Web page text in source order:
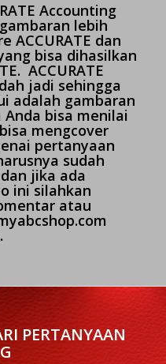
Accounting
lebih
ACCURATE dan
bisa dihasilkan
ACCURATE
jadi sehingga
adalah gambaran
bisa menilai
mengcover
pertanyaan
sudah
jika ada
ini silahkan
atau
PERTANYAAN